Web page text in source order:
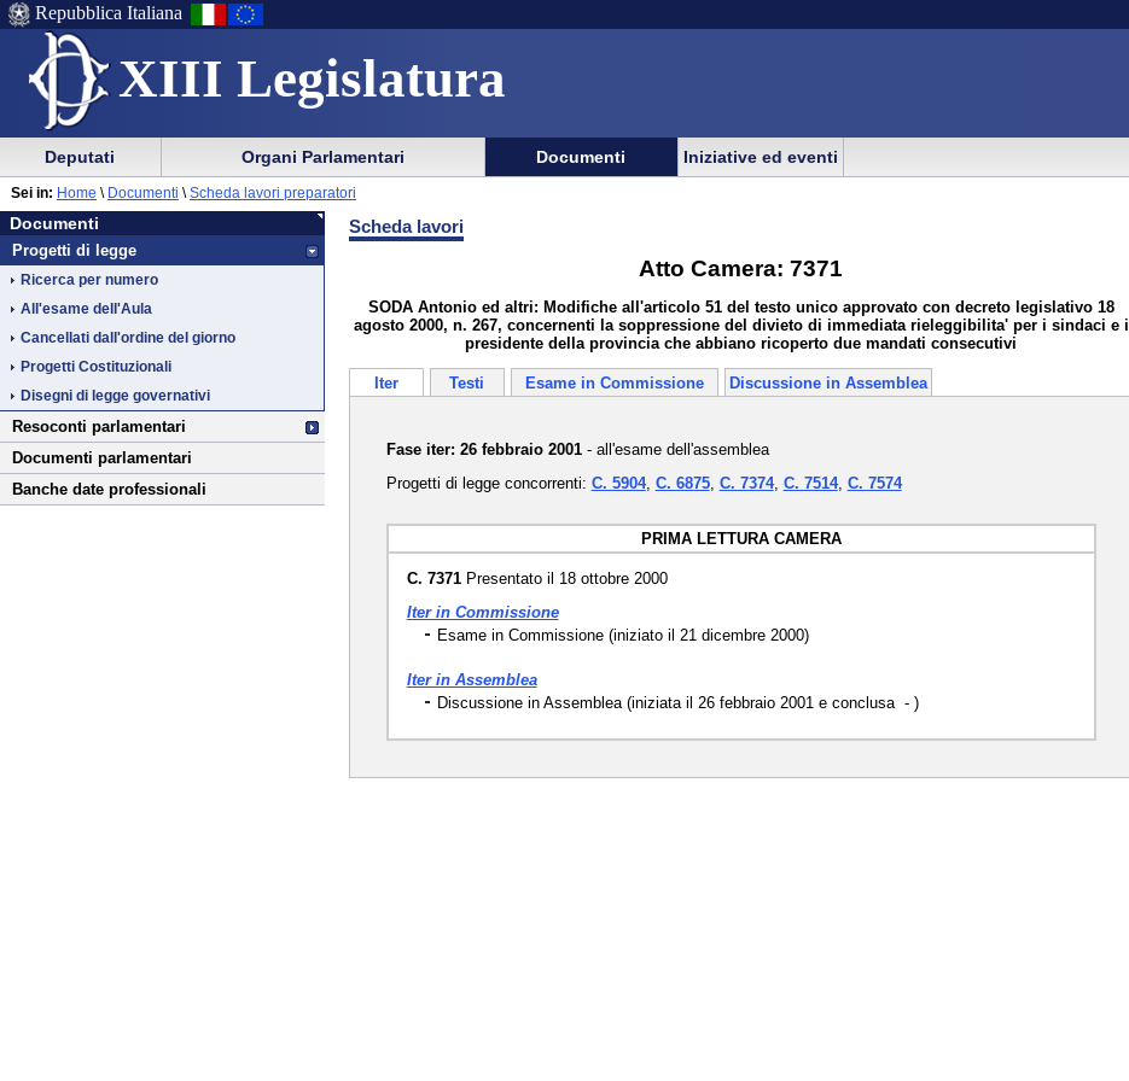
XIII Legislatura
Menu
di
ausilio
alla
navigazione
Menu
di
navigazione
principale
Repubblica Italiana
Menu
di
navigazione
principale
menu
di
sezione
Deputati Organi Parlamentari Documenti Iniziative ed eventi
Documenti
Vai
al
contenuto
Documenti
Progetti di legge
Ricerca per numero
All'esame dell'Aula
Cancellati dall'ordine del giorno
Progetti Costituzionali
Disegni di legge governativi
Resoconti parlamentari
Documenti parlamentari
Banche date professionali
Sei in: Home \ Documenti \ Scheda lavori preparatori
Scheda lavori
Atto Camera: 7371
SODA Antonio ed altri: Modifiche all'articolo 51 del testo unico approvato con decreto legislativo 18
agosto 2000, n. 267, concernenti la soppressione del divieto di immediata rieleggibilita' per i sindaci e i
presidente della provincia che abbiano ricoperto due mandati consecutivi
Iter Testi Esame in Commissione Discussione in Assemblea
Fase iter: 26 febbraio 2001- all'esame dell'assemblea
Progetti di legge concorrenti: C. 5904, C. 6875, C. 7374, C. 7514, C. 7574
PRIMA LETTURA CAMERA
C. 7371Presentato il 18 ottobre 2000
Iter in Commissione
Esame in Commissione (iniziato il 21 dicembre 2000)
Iter in Assemblea
Discussione in Assemblea (iniziata il 26 febbraio 2001 e conclusa - )